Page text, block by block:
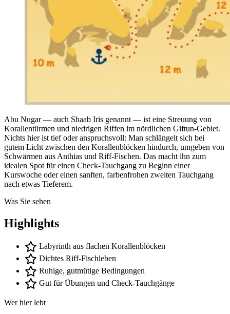
Abu Nugar — auch Shaab Iris genannt — ist eine Streuung von
Korallentürmen und niedrigen Riffen im nördlichen Giftun-Gebiet.
Nichts hier ist tief oder anspruchsvoll: Man schlängelt sich bei
gutem Licht zwischen den Korallenblöcken hindurch, umgeben von
Schwärmen aus Anthias und Riff-Fischen. Das macht ihn zum
idealen Spot für einen Check-Tauchgang zu Beginn einer
Kurswoche oder einen sanften, farbenfrohen zweiten Tauchgang
nach etwas Tieferem.
Was Sie sehen
Highlights
Labyrinth aus flachen Korallenblöcken
Dichtes Riff-Fischleben
Ruhige, gutmütige Bedingungen
Gut für Übungen und Check-Tauchgänge
Wer hier lebt